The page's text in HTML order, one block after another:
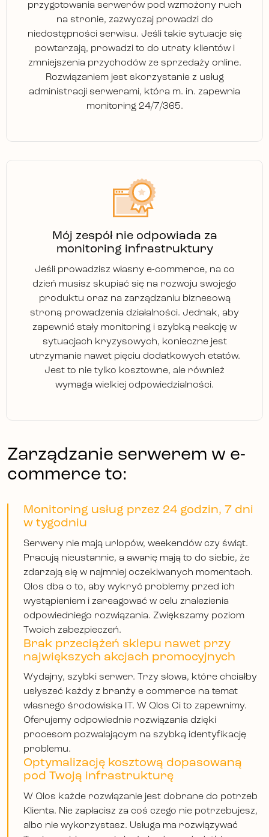
przygotowania serwerów pod wzmożony ruch
na stronie, zazwyczaj prowadzi do
niedostępności serwisu. Jeśli takie sytuacje się
powtarzają, prowadzi to do utraty klientów i
zmniejszenia przychodów ze sprzedaży online.
Rozwiązaniem jest skorzystanie z usług
administracji serwerami, która m. in. zapewnia
monitoring 24/7/365.
Mój zespół nie odpowiada za
monitoring infrastruktury
Jeśli prowadzisz własny e-commerce, na co
dzień musisz skupiać się na rozwoju swojego
produktu oraz na zarządzaniu biznesową
stroną prowadzenia działalności. Jednak, aby
zapewnić stały monitoring i szybką reakcję w
sytuacjach kryzysowych, konieczne jest
utrzymanie nawet pięciu dodatkowych etatów.
Jest to nie tylko kosztowne, ale również
wymaga wielkiej odpowiedzialności.
Zarządzanie serwerem w e-
commerce to:
Monitoring usług przez 24 godzin, 7 dni
w tygodniu
Serwery nie mają urlopów, weekendów czy świąt.
Pracują nieustannie, a awarię mają to do siebie, że
zdarzają się w najmniej oczekiwanych momentach.
Qlos dba o to, aby wykryć problemy przed ich
wystąpieniem i zareagować w celu znalezienia
odpowiedniego rozwiązania. Zwiększamy poziom
Twoich zabezpieczeń.
Brak przeciążeń sklepu nawet przy
największych akcjach promocyjnych
Wydajny, szybki serwer. Trzy słowa, które chciałby
usłyszeć każdy z branży e commerce na temat
własnego środowiska IT. W Qlos Ci to zapewnimy.
Oferujemy odpowiednie rozwiązania dzięki
procesom pozwalającym na szybką identyfikację
problemu.
Optymalizację kosztową dopasowaną
pod Twoją infrastrukturę
W Qlos każde rozwiązanie jest dobrane do potrzeb
Klienta. Nie zapłacisz za coś czego nie potrzebujesz,
albo nie wykorzystasz. Usługa ma rozwiązywać